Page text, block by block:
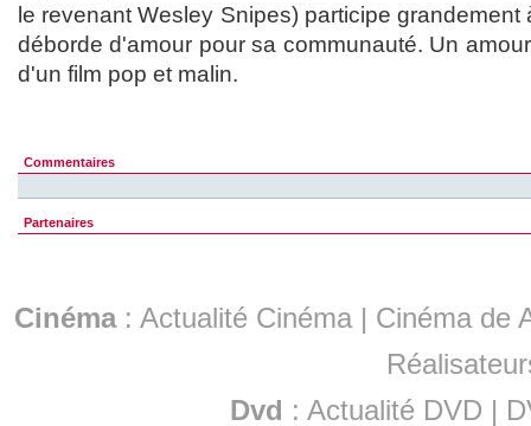
le revenant Wesley Snipes) participe
déborde d'amour pour sa communauté. Un
d'un film pop et malin.
Commentaires
Partenaires
Cinéma: Actualité Cinéma | Cinéma de
Dvd : Actualité DVD |